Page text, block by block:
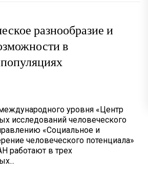
разнообразие и
в
уровня «Центр
исследований человеческого
«Социальное и
человеческого потенциала»
работают в трех